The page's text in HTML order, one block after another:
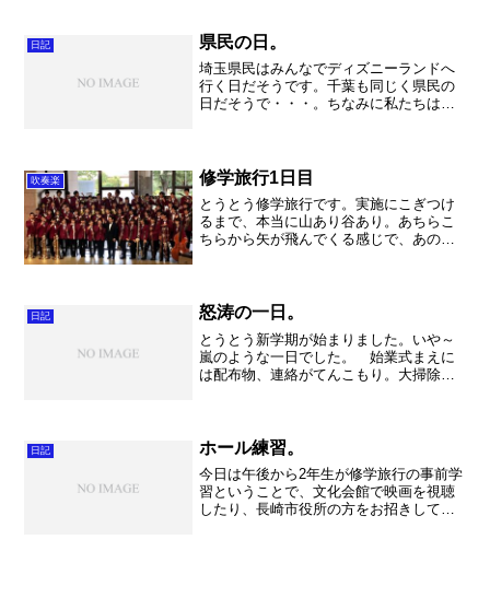
は悲惨の一言でしたが。。...
日記 県民の日。
埼玉県民はみんなでディズニーランドへ
行く日だそうです。千葉も同じく県民の
日だそうで・・・。ちなみに私たちはア
のでそれほどの混乱もなく...
吹奏楽 修学旅行1日目
とうとう修学旅行です。実施にこぎつけ
るまで、本当に山あり谷あり。あちらこ
ちらから矢が飛んでくる感じで、あの
精査すれば、とるべき行...
日記 怒涛の一日。
とうとう新学期が始まりました。いや～
嵐のような一日でした。 始業式まえに
は配布物、連絡がてんこもり。大掃除を
いる人もいたようですが・...
日記 ホール練習。
今日は午後から2年生が修学旅行の事前学
習ということで、文化会館で映画を視聴
したり、長崎市役所の方をお招きして講